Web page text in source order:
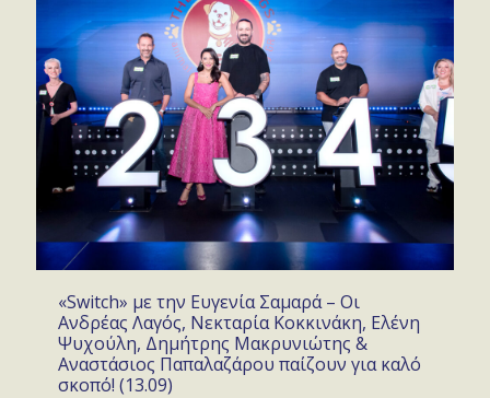
«Switch» με την Ευγενία Σαμαρά – Οι
Ανδρέας Λαγός, Νεκταρία Κοκκινάκη, Ελένη
Ψυχούλη, Δημήτρης Μακρυνιώτης &
Αναστάσιος Παπαλαζάρου παίζουν για καλό
σκοπό! (13.09)